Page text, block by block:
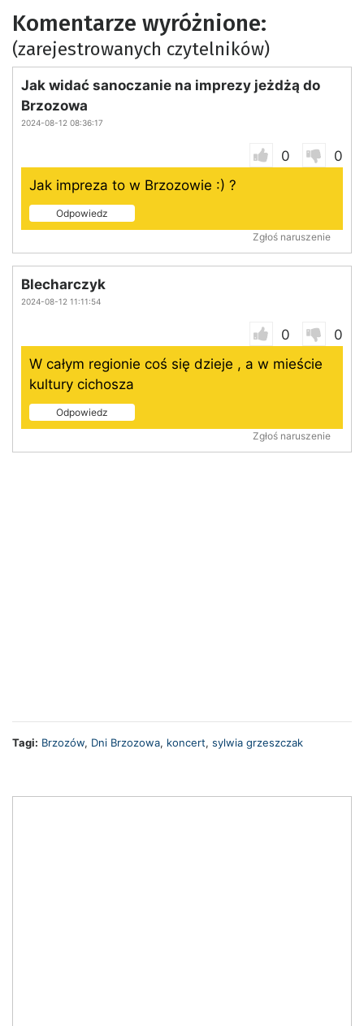
Komentarze wyróżnione:
(zarejestrowanych czytelników)
Jak widać sanoczanie na imprezy jeżdżą do
Brzozowa
2024-08-12 08:36:17
0
0
Jak impreza to w Brzozowie :) ?
Odpowiedz
Zgłoś naruszenie
Blecharczyk
2024-08-12 11:11:54
0
0
W całym regionie coś się dzieje , a w mieście
kultury cichosza
Odpowiedz
Zgłoś naruszenie
Tagi: Brzozów, Dni Brzozowa, koncert, sylwia grzeszczak